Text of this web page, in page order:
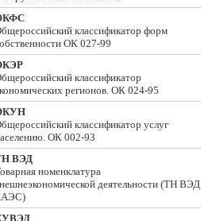
классификатор форм
ОК 027-99
классификатор
регионов. ОК 024-95
классификатор услуг
ОК 002-93
ВЭД
номенклатура
деятельности (ТН ВЭД